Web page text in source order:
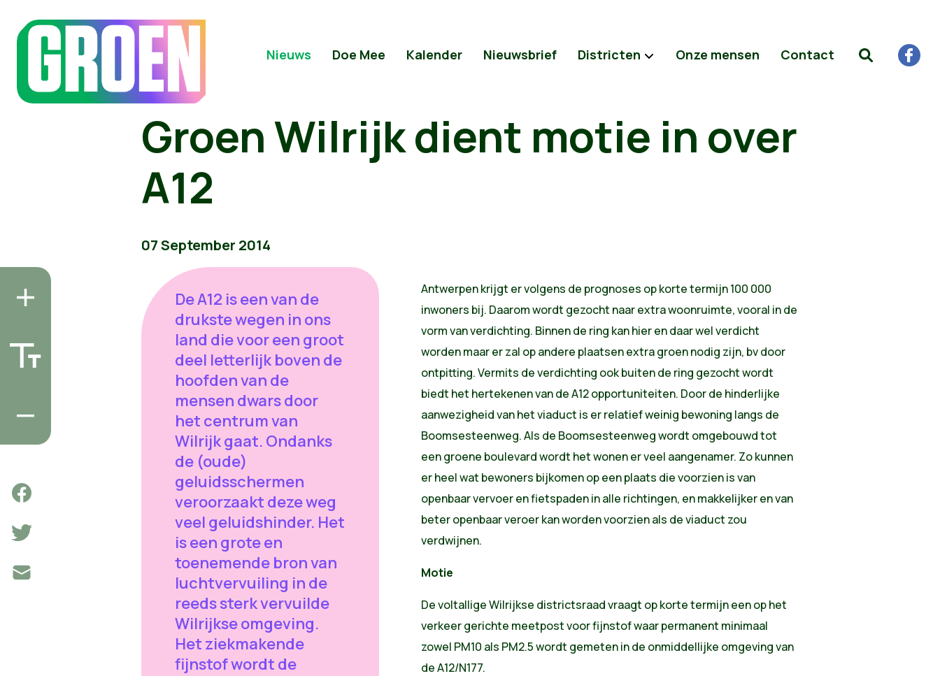
Nieuws Doe Mee Kalender Nieuwsbrief Districten Onze mensen Contact
Groen Wilrijk dient motie in over
A12
07 September 2014
De A12 is een van de
drukste wegen in ons
land die voor een groot
deel letterlijk boven de
hoofden van de
mensen dwars door
het centrum van
Wilrijk gaat. Ondanks
de (oude)
geluidsschermen
veroorzaakt deze weg
veel geluidshinder. Het
is een grote en
toenemende bron van
luchtvervuiling in de
reeds sterk vervuilde
Wilrijkse omgeving.
Het ziekmakende
fijnstof wordt de
Antwerpen krijgt er volgens de prognoses op korte termijn 100 000
inwoners bij. Daarom wordt gezocht naar extra woonruimte, vooral in de
vorm van verdichting. Binnen de ring kan hier en daar wel verdicht
worden maar er zal op andere plaatsen extra groen nodig zijn, bv door
ontpitting. Vermits de verdichting ook buiten de ring gezocht wordt
biedt het hertekenen van de A12 opportuniteiten. Door de hinderlijke
aanwezigheid van het viaduct is er relatief weinig bewoning langs de
Boomsesteenweg. Als de Boomsesteenweg wordt omgebouwd tot
een groene boulevard wordt het wonen er veel aangenamer. Zo kunnen
er heel wat bewoners bijkomen op een plaats die voorzien is van
openbaar vervoer en fietspaden in alle richtingen, en makkelijker en van
beter openbaar veroer kan worden voorzien als de viaduct zou
verdwijnen.
Motie
De voltallige Wilrijkse districtsraad vraagt op korte termijn een op het
verkeer gerichte meetpost voor fijnstof waar permanent minimaal
zowel PM10 als PM2.5 wordt gemeten in de onmiddellijke omgeving van
de A12/N177.